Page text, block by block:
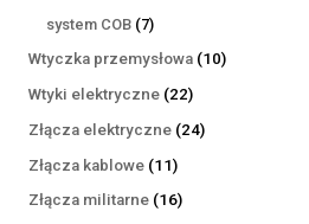
system COB 77
produktów
Wtyczka przemysłowa 1010
Wtyki elektryczne 2222
produkty
Złącza elektryczne 2424
Złącza kablowe 1111
produktów
Złącza militarne 1616